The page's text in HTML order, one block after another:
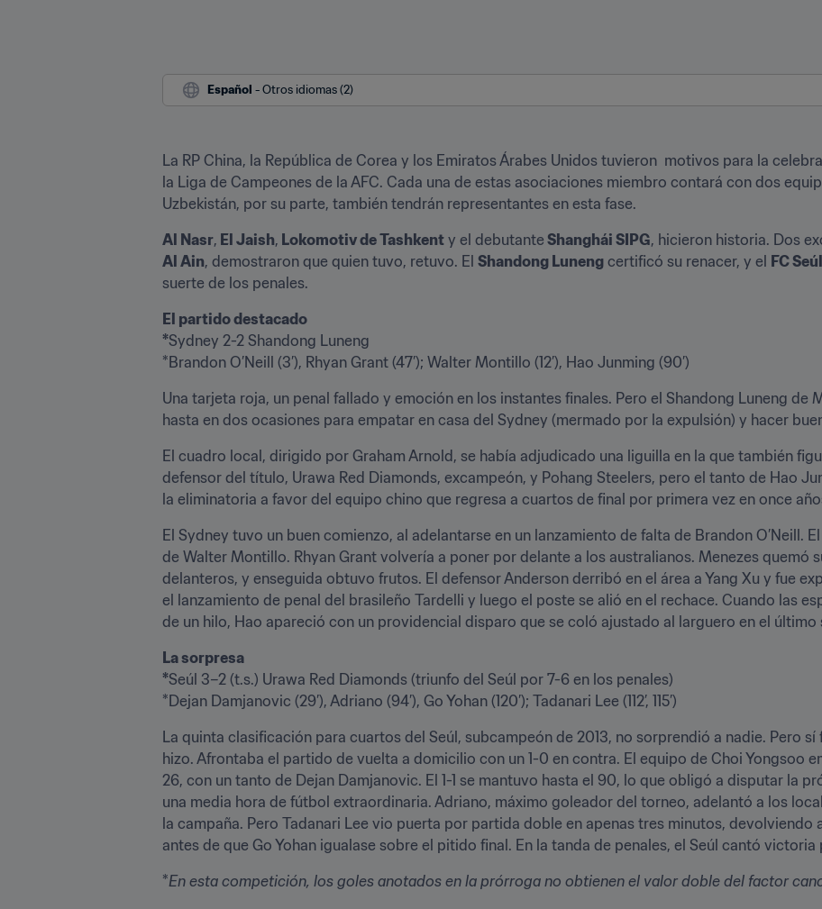
Español - Otros idiomas (2)
La RP China, la República de Corea y los Emiratos Árabes Unidos tuvieron  motivos para la
la Liga de Campeones de la AFC. Cada una de estas asociaciones miembro contará con dos
Uzbekistán, por su parte, también tendrán representantes en esta fase.
Al Nasr, El Jaish, Lokomotiv de Tashkent y el debutante Shanghái SIPG, hicieron historia. Dos
Al Ain, demostraron que quien tuvo, retuvo. El Shandong Luneng certificó su renacer, y el FC Seúl
suerte de los penales.
El partido destacado
*Sydney 2-2 Shandong Luneng
*Brandon O’Neill (3’), Rhyan Grant (47’); Walter Montillo (12’), Hao Junming (90’)
Una tarjeta roja, un penal fallado y emoción en los instantes finales. Pero el Shandong Luneng de
hasta en dos ocasiones para empatar en casa del Sydney (mermado por la expulsión) y hacer
El cuadro local, dirigido por Graham Arnold, se había adjudicado una liguilla en la que también
defensor del título, Urawa Red Diamonds, excampeón, y Pohang Steelers, pero el tanto de Hao
la eliminatoria a favor del equipo chino que regresa a cuartos de final por primera vez en once
El Sydney tuvo un buen comienzo, al adelantarse en un lanzamiento de falta de Brandon O’Neill.
de Walter Montillo. Rhyan Grant volvería a poner por delante a los australianos. Menezes quemó
delanteros, y enseguida obtuvo frutos. El defensor Anderson derribó en el área a Yang Xu y fue
el lanzamiento de penal del brasileño Tardelli y luego el poste se alió en el rechace. Cuando las
de un hilo, Hao apareció con un providencial disparo que se coló ajustado al larguero en el último
La sorpresa
*Seúl 3–2 (t.s.) Urawa Red Diamonds (triunfo del Seúl por 7-6 en los penales)
*Dejan Damjanovic (29’), Adriano (94’), Go Yohan (120’); Tadanari Lee (112’, 115’)
La quinta clasificación para cuartos del Seúl, subcampeón de 2013, no sorprendió a nadie. Pero sí
hizo. Afrontaba el partido de vuelta a domicilio con un 1-0 en contra. El equipo de Choi Yongsoo
26, con un tanto de Dejan Damjanovic. El 1-1 se mantuvo hasta el 90, lo que obligó a disputar la
una media hora de fútbol extraordinaria. Adriano, máximo goleador del torneo, adelantó a los
la campaña. Pero Tadanari Lee vio puerta por partida doble en apenas tres minutos, devolviendo
antes de que Go Yohan igualase sobre el pitido final. En la tanda de penales, el Seúl cantó victoria
*En esta competición, los goles anotados en la prórroga no obtienen el valor doble del factor